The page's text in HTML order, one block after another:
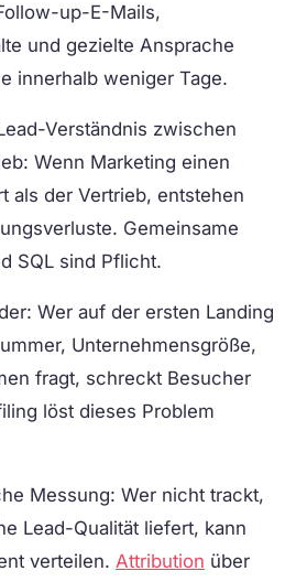
up-E-Mails,
und gezielte Ansprache
innerhalb weniger Tage.
Verständnis zwischen
Wenn Marketing einen
als der Vertrieb, entstehen
Gemeinsame
SQL sind Pflicht.
Wer auf der ersten Landing
Unternehmensgröße,
fragt, schreckt Besucher
löst dieses Problem
Messung: Wer nicht trackt,
Lead-Qualität liefert, kann
verteilen. Attribution über